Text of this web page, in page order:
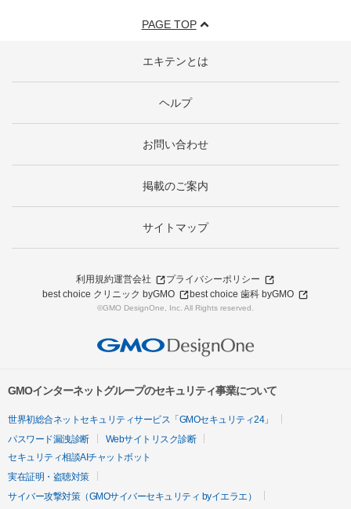
PAGE TOP
エキテンとは
ヘルプ
お問い合わせ
掲載のご案内
サイトマップ
利用規約運営会社
プライバシーポリシー
best choice クリニック byGMO
best choice 歯科 byGMO
©GMO DesignOne, Inc. All Rights reserved.
GMOインターネットグループのセキュリティ事業について
世界初総合ネットセキュリティサービス「GMOセキュリティ24」
パスワード漏洩診断
Webサイトリスク診断
セキュリティ相談AIチャットボット
実在証明・盗聴対策
サイバー攻撃対策（GMOサイバーセキュリティ byイエラエ）